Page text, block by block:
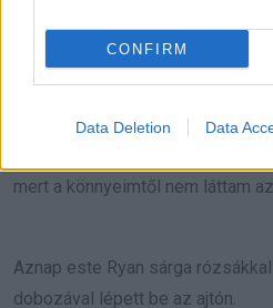
CONFIRM
Data Deletion Data
utolsó figyelmeztetése ott
felkaptam a telefont,
mert a könnyeimtől nem láttam
Aznap este Ryan sárga
dobozával lépett be az ajtón.